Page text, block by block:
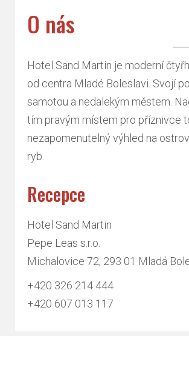
O nás
Hotel Sand Martin je moderní
od centra Mladé Boleslavi. Svojí
samotou a nedalekým městem.
tím pravým místem pro příznivce
nezapomenutelný výhled na
ryb.
Recepce
Hotel Sand Martin
Pepe Leas s.r.o.
Michalovice 72, 293 01 Mladá
+420 326 214 444
+420 607 013 117